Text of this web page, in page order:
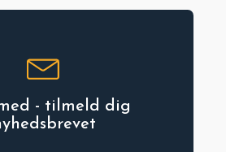
- tilmeld dig